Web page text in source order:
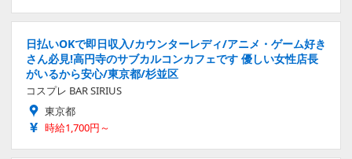
日払いOKで即日収入/カウンターレディ/アニメ・ゲーム好き
さん必見!高円寺のサブカルコンカフェです 優しい女性店長
がいるから安心/東京都/杉並区
コスプレ BAR SIRIUS
東京都
時給1,700円～